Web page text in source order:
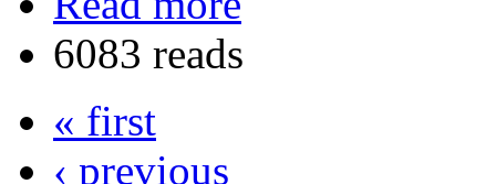
6083 reads
« first
‹ previous